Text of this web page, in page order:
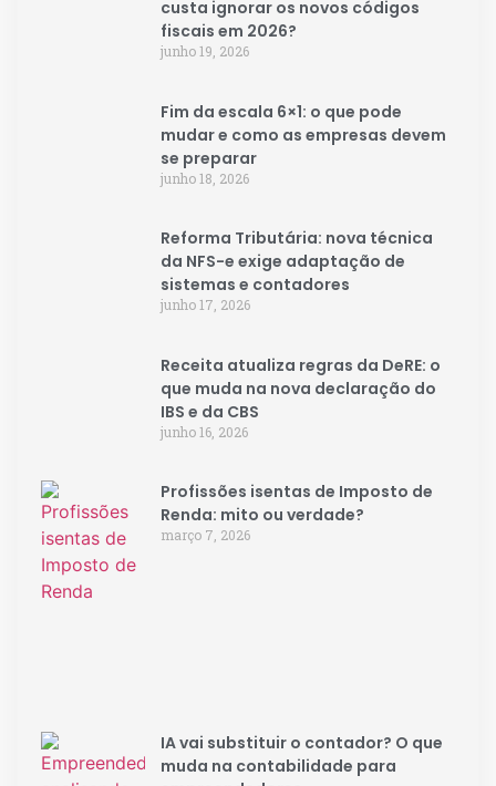
custa ignorar os novos códigos
fiscais em 2026?
junho 19, 2026
Fim da escala 6×1: o que pode
mudar e como as empresas devem
se preparar
junho 18, 2026
Reforma Tributária: nova técnica
da NFS-e exige adaptação de
sistemas e contadores
junho 17, 2026
Receita atualiza regras da DeRE: o
que muda na nova declaração do
IBS e da CBS
junho 16, 2026
Profissões isentas de Imposto de
Renda: mito ou verdade?
março 7, 2026
IA vai substituir o contador? O que
muda na contabilidade para